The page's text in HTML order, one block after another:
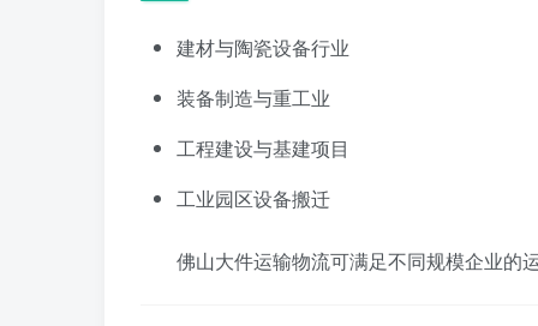
建材与陶瓷设备行业
装备制造与重工业
工程建设与基建项目
工业园区设备搬迁
佛山大件运输物流可满足不同规模企业的运